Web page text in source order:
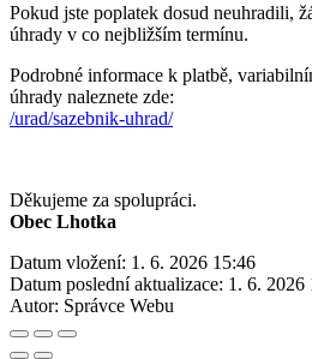
Pokud jste poplatek dosud neuhradili,
úhrady v co nejbližším termínu.
Podrobné informace k platbě,
úhrady naleznete zde:
/urad/sazebnik-uhrad/
Děkujeme za spolupráci.
Obec Lhotka
Datum vložení: 1. 6. 2026 15:46
Datum poslední aktualizace: 1. 6. 2026
Autor: Správce Webu